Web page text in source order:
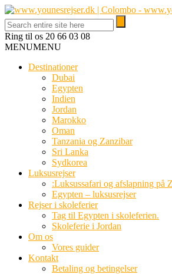
Ring til os 20 66 03 08
MENUMENU
Destinationer
Dubai
Egypten
Indien
Jordan
Marokko
Oman
Tanzania og Zanzibar
Sri Lanka
Sydkorea
Luksusrejser
:Luksussafari og afslapning på
Egypten – luksusrejser
Rejser i skoleferier
Tag til Egypten i skoleferien.
Skoleferie i Jordan
Om os
Vores guider
Kontakt
Betaling og betingelser